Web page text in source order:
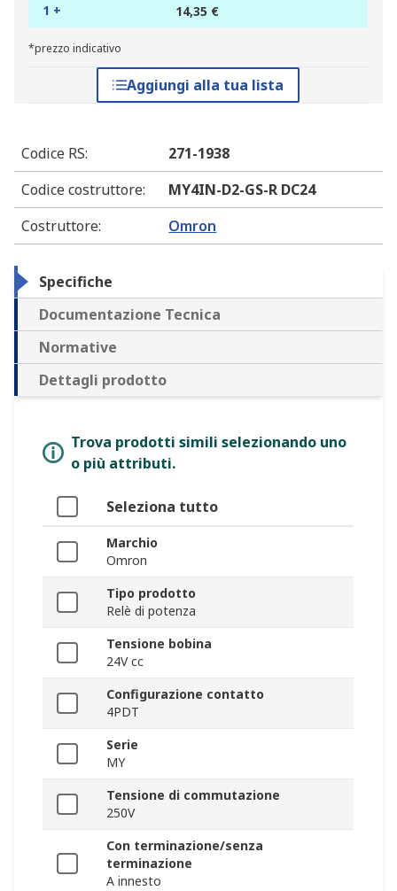
1 + 14,35 €
*prezzo indicativo
Aggiungi alla tua lista
Codice RS:
271-1938
Codice costruttore:
MY4IN-D2-GS-R DC24
Costruttore: Omron
Specifiche
Documentazione Tecnica
Normative
Dettagli prodotto
Trova prodotti simili selezionando uno
o più attributi.
Seleziona tutto
Marchio
Omron
Tipo prodotto
Relè di potenza
Tensione bobina
24V cc
Configurazione contatto
4PDT
Serie
MY
Tensione di commutazione
250V
Con terminazione/senza
terminazione
A innesto